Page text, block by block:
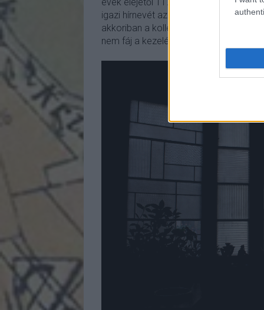
igazi hírnevét az hozta meg, hogy
akkoriban a kollégái még nagyon
nem fáj a kezelés.